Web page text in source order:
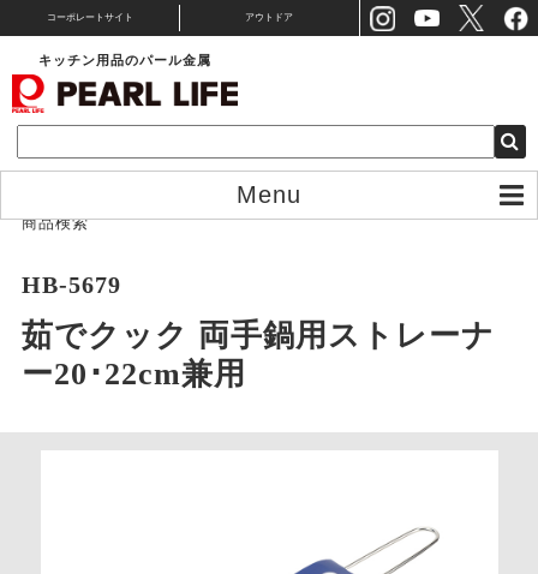
コーポレートサイト アウトドア
キッチン用品のパール金属
Menu
商品検索
HB-5679
茹でクック 両手鍋用ストレーナ
ー20･22cm兼用